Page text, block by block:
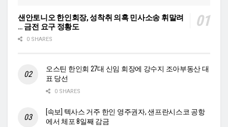
샌안토니오 한인회장, 성착취 의혹 민사소송 휘말려
… 금전 요구 정황도
0 SHARES
오스틴 한인회 27대 신임 회장에 강수지 조아부동산 대
표 당선
0 SHARES
[속보] 텍사스 거주 한인 영주권자, 샌프란시스코 공항
에서 체포 8일째 감금